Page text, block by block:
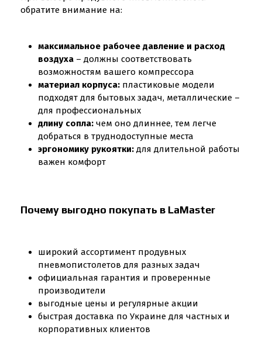
обратите внимание на:
максимальное рабочее давление и расход
воздуха – должны соответствовать
возможностям вашего компрессора
материал корпуса: пластиковые модели
подходят для бытовых задач, металлические –
для профессиональных
длину сопла: чем оно длиннее, тем легче
добраться в труднодоступные места
эргономику рукоятки: для длительной работы
важен комфорт
Почему выгодно покупать в LaMaster
широкий ассортимент продувных
пневмопистолетов для разных задач
официальная гарантия и проверенные
производители
выгодные цены и регулярные акции
быстрая доставка по Украине для частных и
корпоративных клиентов